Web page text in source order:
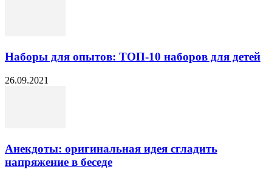
Наборы для опытов: ТОП-10 наборов для детей
26.09.2021
Анекдоты: оригинальная идея сгладить
напряжение в беседе